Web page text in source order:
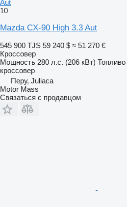
Aut
10
Mazda CX-90 High 3.3 Aut
545 900 TJS 59 240 $ ≈ 51 270 €
Кроссовер
Мощность 280 л.с. (206 кВт) Топливо
кроссовер
Перу, Juliaca
Motor Mass
Связаться с продавцом